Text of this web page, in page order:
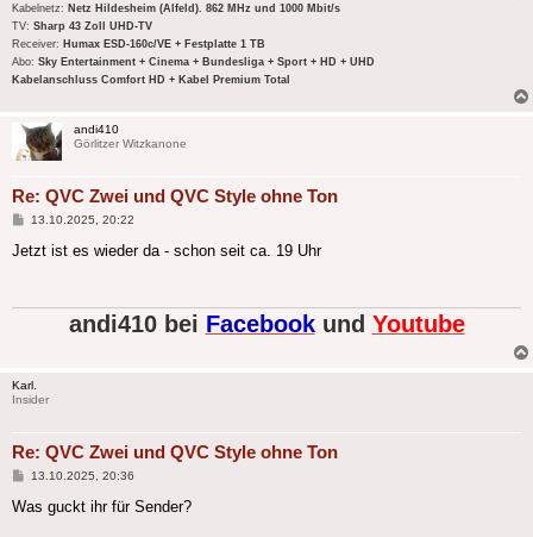
Kabelnetz: Netz Hildesheim (Alfeld). 862 MHz und 1000 Mbit/s
TV: Sharp 43 Zoll UHD-TV
Receiver: Humax ESD-160c/VE + Festplatte 1 TB
Abo: Sky Entertainment + Cinema + Bundesliga + Sport + HD + UHD
Kabelanschluss Comfort HD + Kabel Premium Total
andi410
Görlitzer Witzkanone
Re: QVC Zwei und QVC Style ohne Ton
Beitrag
13.10.2025, 20:22
Jetzt ist es wieder da - schon seit ca. 19 Uhr
andi410 bei Facebookund Youtube
Karl.
Insider
Re: QVC Zwei und QVC Style ohne Ton
Beitrag
13.10.2025, 20:36
Was guckt ihr für Sender?